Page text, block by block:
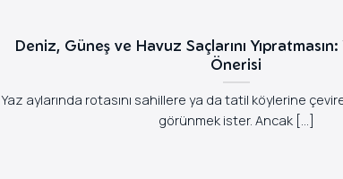
Deniz, Güneş ve Havuz Saçlarını Yıpratmasın:
Önerisi
Yaz aylarında rotasını sahillere ya da tatil köylerine
görünmek ister. Ancak [...]